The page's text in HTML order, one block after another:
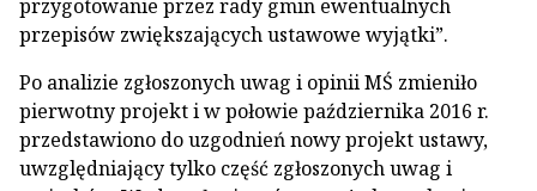
przygotowanie przez rady gmin ewentualnych
przepisów zwiększających ustawowe wyjątki”.
Po analizie zgłoszonych uwag i opinii MŚ zmieniło
pierwotny projekt i w połowie października 2016 r.
przedstawiono do uzgodnień nowy projekt ustawy,
uwzględniający tylko część zgłoszonych uwag i